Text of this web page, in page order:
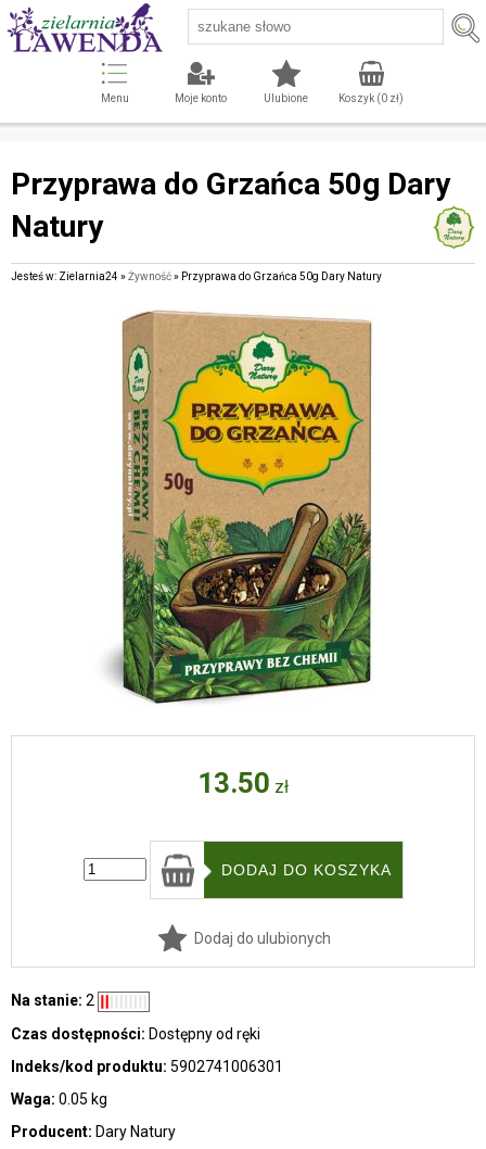
Menu Moje konto Ulubione Koszyk (0zł)
Przyprawa do Grzańca 50g Dary
Natury
Jesteś w: Zielarnia24 »Żywność» Przyprawa do Grzańca 50g Dary Natury
13.50 zł
Dodaj do ulubionych
Na stanie: 2
Czas dostępności: Dostępny od ręki
Indeks/kod produktu: 5902741006301
Waga: 0.05 kg
Producent: Dary Natury